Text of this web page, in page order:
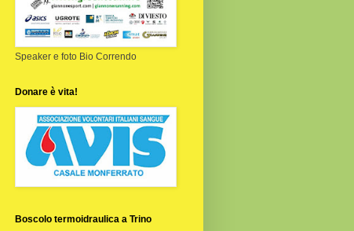
Speaker e foto Bio Correndo
Donare è vita!
Boscolo termoidraulica a Trino